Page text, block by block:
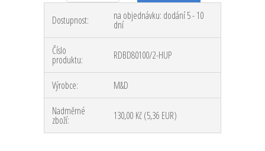
Dostupnost: na objednávku: dodání 5 - 10
dní
Číslo
produktu: RDBD80100/2-HUP
Výrobce:
M&D
Nadměrné
zboží: 130,00 Kč(5,36 EUR)